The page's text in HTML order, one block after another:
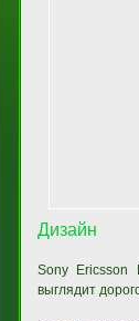
Дизайн
Sony Ericsson
выглядит